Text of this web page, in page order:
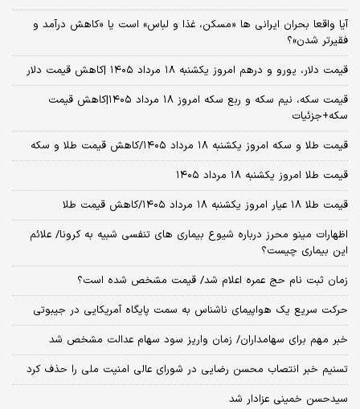
آیا واقعا بحران ایرانی ها «مسکن، غذا و لباس» است یا «کاهش درآمد و
فقیرتر شدن»؟
قیمت دلار، یورو و درهم امروز یکشنبه ۱۸ مرداد ۱۴۰۵ |کاهش قیمت دلار
قیمت سکه، نیم سکه و ربع سکه امروز ۱۸ مرداد ۱۴۰۵|کاهش قیمت
سکه+جزئیات
قیمت طلا و سکه امروز یکشنبه ۱۸ مرداد ۱۴۰۵/کاهش قیمت طلا و سکه
قیمت طلا امروز یکشنبه ۱۸ مرداد ۱۴۰۵
قیمت طلا ۱۸ عیار امروز یکشنبه ۱۸ مرداد ۱۴۰۵/کاهش قیمت طلا
اظهارات مینو محرز درباره شیوع بیماری‌ های تنفسی شبیه به کرونا/ علائم
این بیماری چیست؟
زمان ثبت‌ نام حج عمره اعلام شد/ قیمت مشخص شده است؟
حرکت سریع یک هواپیمای ناشناس به سمت پایگاه آمریکایی در جیبوتی
خبر مهم برای سهامداران/ زمان واریز سود سهام عدالت مشخص شد
تسنیم خبر انتصاب محسن رضایی در شورای عالی امنیت ملی را حذف کرد
سیدحسن خمینی عزادار شد